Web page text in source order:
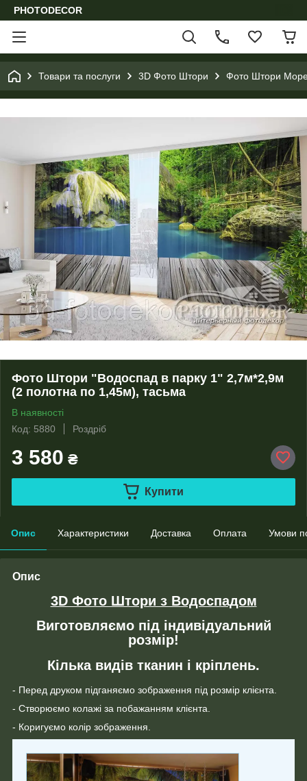
PHOTODECOR
Товари та послуги 3D Фото Штори Фото Штори
Фото Штори "Водоспад в парку 1" 2,7м*2,9м
(2 полотна по 1,45м), тасьма
В наявності
Код: 5880
Роздріб
3 580 ₴
Купити
Опис Характеристики Доставка Оплата Умови
Опис
3D Фото Штори з Водоспадом
Виготовляємо під індивідуальний
розмір!
Кілька видів тканин і кріплень.
- Перед друком підганяємо зображення під розмір клієнта.
- Створюємо колажі за побажанням клієнта.
- Коригуємо колір зображення.